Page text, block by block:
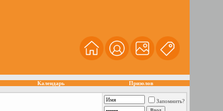
Календарь Призолов
Запомнить?